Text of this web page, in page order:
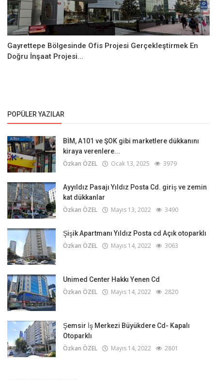
Gayrettepe Bölgesinde Ofis Projesi Gerçekleştirmek En
Doğru İnşaat Projesi...
POPÜLER YAZILAR
BİM, A101 ve ŞOK gibi marketlere dükkanını
kiraya verenlere...
Özkan ÖZEL Ocak 13, 2025 3979
Ayyıldız Pasajı Yıldız Posta Cd. giriş ve zemin
kat dükkanlar
Özkan ÖZEL Mayıs 13, 2022 3490
Şişik Apartmanı Yıldız Posta cd Açık otoparklı
Özkan ÖZEL Mayıs 14, 2022 3063
Unimed Center Hakkı Yenen Cd
Özkan ÖZEL Mayıs 14, 2022 2820
Şemsir İş Merkezi Büyükdere Cd- Kapalı
Otoparklı
Özkan ÖZEL Mayıs 14, 2022 2801